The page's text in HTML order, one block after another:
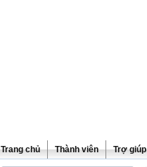
Trang chủ Thành viên Trợ giúp